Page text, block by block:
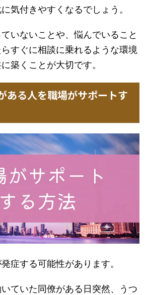
気付きやすくなるでしょう。
いないことや、悩んでいること
すぐに相談に乗れるような環境
築くことが大切です。
ある人を職場がサポートす
症する可能性があります。
ていた同僚がある日突然、うつ